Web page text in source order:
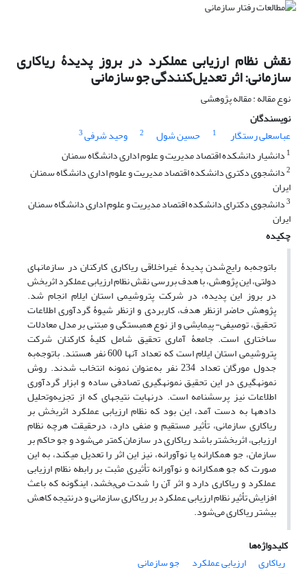
نقش نظام ارزیابی عملکرد در بروز پدیدۀ ریاکاری
سازمانی: اثر تعدیل‌کنندگی جو سازمانی
نوع مقاله : مقاله پژوهشی
نویسندگان
عباسعلی رستگار
1 حسین شول 2 وحید شرفی3
1 دانشیار دانشکده اقتصاد مدیریت و علوم اداری دانشگاه سمنان
2دانشجوی دکتری دانشکده اقتصاد مدیریت و علوم اداری دانشگاه سمنان
ایران
3دانشجوی دکترای دانشکده اقتصاد مدیریت و علوم اداری دانشگاه سمنان
ایران
چکیده
باتوجه‌به رایج‌شدن پدیدۀ غیراخلاقی ریاکاری کارکنان در سازمان­های
دولتی، این پژوهش، با هدف بررسی نقش نظام ارزیابی عملکرد اثربخش
در بروز این پدیده، در شرکت پتروشیمی استان ایلام انجام شد.
پژوهش حاضر ازنظر هدف، کاربردی و ازنظر شیوۀ گردآوری اطلاعات
تحقیق، توصیفی- پیمایشی و از نوع همبستگی و مبتنی بر مدل معادلات
ساختاری است. جامعۀ آماری تحقیق شامل کلیۀ کارکنان شرکت
پتروشیمی استان ایلام است که تعداد آنها 600 نفر هستند. باتوجه‌به
جدول مورگان تعداد 234 نفر به‌عنوان نمونه انتخاب شدند. روش
نمونه­گیری در این تحقیق نمونه­گیری تصادفی ساده و ابزار گردآوری
اطلاعات نیز پرسشنامه است. درنهایت نتیجه­ای که از تجزیه‌و‌تحلیل
داده­ها به دست آمد، این بود که نظام ارزیابی عملکرد اثربخش بر
ریاکاری سازمانی، تأثیر مستقیم و منفی دارد، درحقیقت هرچه نظام
ارزیابی، اثربخش­تر باشد ریاکاری در سازمان کمتر می‌شود و جو حاکم بر
سازمان، جو همکارانه یا نوآورانه، نیز این اثر را تعدیل می­کند، به این
صورت که جو همکارانه و نوآورانه تأثیری مثبت بر رابطه نظام ارزیابی
عملکرد و ریاکاری دارد و اثر آن را شدت می‌بخشد، اینگونه که باعث
افزایش تأثیر نظام ارزیابی عملکرد بر ریاکاری سازمانی و درنتیجه کاهش
بیشتر ریاکاری می‌شود.
کلیدواژه‌ها
ریاکاری
ارزیابی عملکرد
جو سازمانی